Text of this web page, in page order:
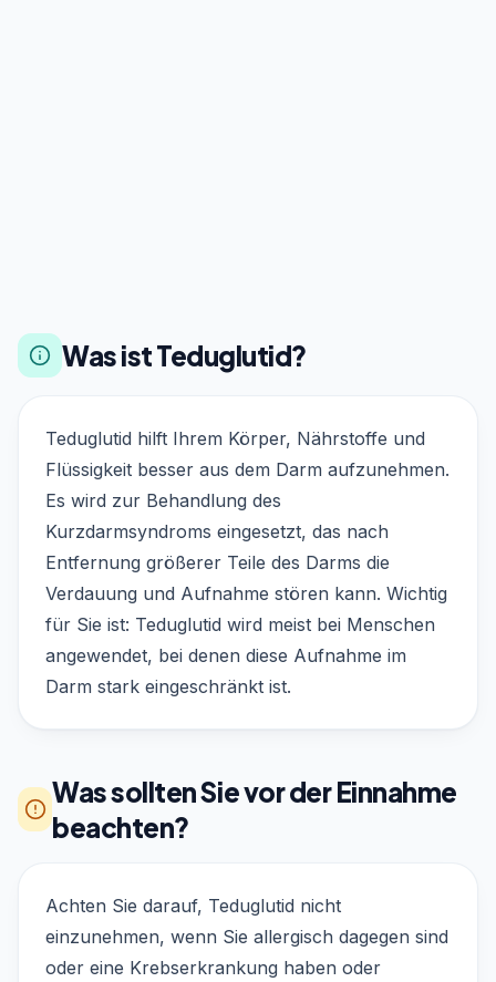
Was ist Teduglutid?
Teduglutid hilft Ihrem Körper, Nährstoffe und
Flüssigkeit besser aus dem Darm aufzunehmen.
Es wird zur Behandlung des
Kurzdarmsyndroms eingesetzt, das nach
Entfernung größerer Teile des Darms die
Verdauung und Aufnahme stören kann. Wichtig
für Sie ist: Teduglutid wird meist bei Menschen
angewendet, bei denen diese Aufnahme im
Darm stark eingeschränkt ist.
Was sollten Sie vor der Einnahme
beachten?
Achten Sie darauf, Teduglutid nicht
einzunehmen, wenn Sie allergisch dagegen sind
oder eine Krebserkrankung haben oder